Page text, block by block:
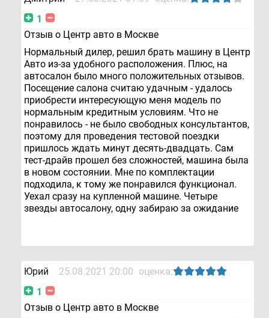
1
Отзыв о Центр авто в Москве
Нормальный дилер, решил брать машину в Центр
Авто из-за удобного расположения. Плюс, на
автосалон было много положительных отзывов.
Посещение салона считаю удачным - удалось
приобрести интересующую меня модель по
нормальным кредитным условиям. Что не
понравилось - не было свободных консультантов,
поэтому для проведения тестовой поездки
пришлось ждать минут десять-двадцать. Сам
тест-драйв прошел без сложностей, машина была
в новом состоянии. Мне по комплектации
подходила, к тому же понравился функционал.
Уехал сразу на купленной машине. Четыре
звезды автосалону, одну забираю за ожидание
Юрий 25.08.2021 20:00 оценка:
1
Отзыв о Центр авто в Москве